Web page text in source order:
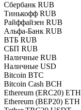
Сбербанк RUB
Тинькофф RUB
Райффайзен RUB
Альфа-Банк RUB
ВТБ RUB
СБП RUB
Наличные RUB
Наличные USD
Bitcoin BTC
Bitcoin Cash BCH
Ethereum (ERC20) ETH
Ethereum (BEP20) ETH